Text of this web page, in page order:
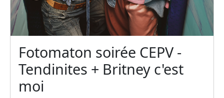
Fotomaton soirée CEPV -
Tendinites + Britney c'est
moi